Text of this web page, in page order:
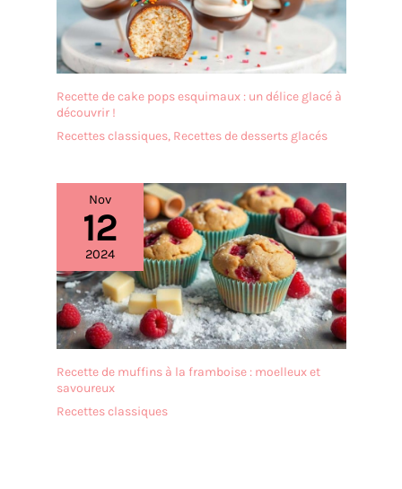
Recette de cake pops esquimaux : un délice glacé à
découvrir !
Recettes classiques, Recettes de desserts glacés
Nov
12
2024
Recette de muffins à la framboise : moelleux et
savoureux
Recettes classiques